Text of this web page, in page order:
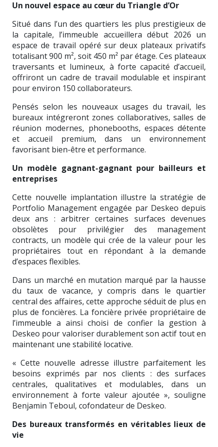
Un nouvel espace au cœur du Triangle d’Or
Situé dans l’un des quartiers les plus prestigieux de
la capitale, l’immeuble accueillera début 2026 un
espace de travail opéré sur deux plateaux privatifs
totalisant 900 m², soit 450 m² par étage. Ces plateaux
traversants et lumineux, à forte capacité d’accueil,
offriront un cadre de travail modulable et inspirant
pour environ 150 collaborateurs.
Pensés selon les nouveaux usages du travail, les
bureaux intégreront zones collaboratives, salles de
réunion modernes, phonebooths, espaces détente
et accueil premium, dans un environnement
favorisant bien-être et performance.
Un modèle gagnant-gagnant pour bailleurs et
entreprises
Cette nouvelle implantation illustre la stratégie de
Portfolio Management engagée par Deskeo depuis
deux ans : arbitrer certaines surfaces devenues
obsolètes pour privilégier des management
contracts, un modèle qui crée de la valeur pour les
propriétaires tout en répondant à la demande
d’espaces flexibles.
Dans un marché en mutation marqué par la hausse
du taux de vacance, y compris dans le quartier
central des affaires, cette approche séduit de plus en
plus de foncières. La foncière privée propriétaire de
l’immeuble a ainsi choisi de confier la gestion à
Deskeo pour valoriser durablement son actif tout en
maintenant une stabilité locative.
« Cette nouvelle adresse illustre parfaitement les
besoins exprimés par nos clients : des surfaces
centrales, qualitatives et modulables, dans un
environnement à forte valeur ajoutée », souligne
Benjamin Teboul, cofondateur de Deskeo.
Des bureaux transformés en véritables lieux de
vie